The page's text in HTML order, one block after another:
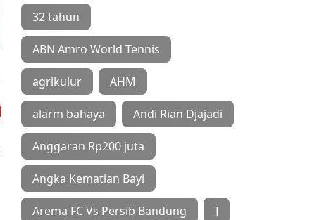
32 tahun
ABN Amro World Tennis
agrikulur AHM
alarm bahaya Andi Rian Djajadi
Anggaran Rp200 juta
Angka Kematian Bayi
Arema FC Vs Persib Bandung ]